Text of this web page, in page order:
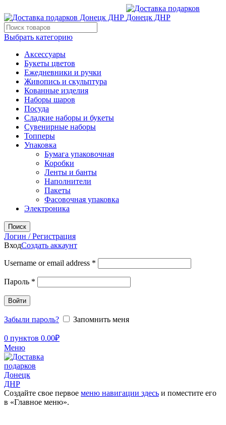
Выбрать категорию
Аксессуары
Букеты цветов
Ежедневники и ручки
Живопись и скульптура
Кованные изделия
Наборы шаров
Посуда
Сладкие наборы и букеты
Сувенирные наборы
Топперы
Упаковка
Бумага упаковочная
Коробки
Ленты и банты
Наполнители
Пакеты
Фасовочная упаковка
Электроника
Поиск
Логин / Регистрация
ВходСоздать аккаунт
Username or email address *
Пароль *
Войти
Забыли пароль? Запомнить меня
0 пунктов 0.00₽
Меню
Создайте свое первое меню навигации здесь и поместите его
в «Главное меню».